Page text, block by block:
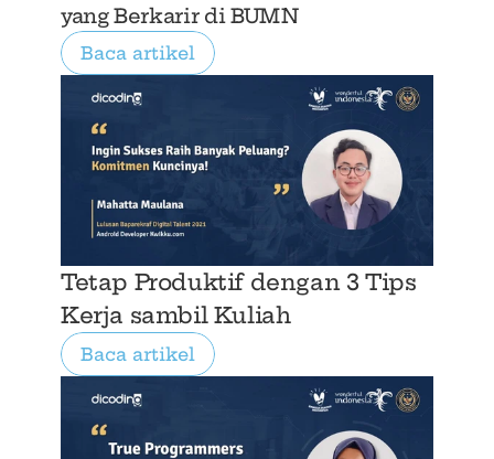
yang Berkarir di BUMN
Baca artikel
Tetap Produktif dengan 3 Tips
Kerja sambil Kuliah
Baca artikel